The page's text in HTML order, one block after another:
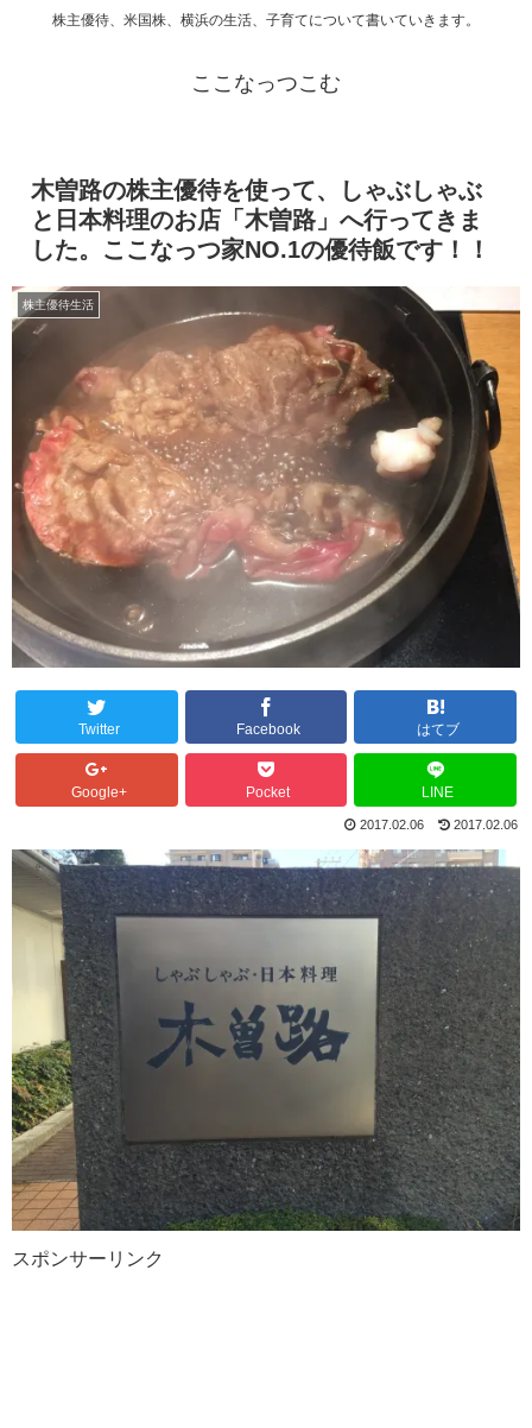
株主優待、米国株、横浜の生活、子育てについて書いていきます。
ここなっつこむ
木曽路の株主優待を使って、しゃぶしゃぶ
と日本料理のお店「木曽路」へ行ってきま
した。ここなっつ家NO.1の優待飯です！！
株主優待生活
Twitter Facebook はてブ
Google+ Pocket LINE
2017.02.06 2017.02.06
スポンサーリンク